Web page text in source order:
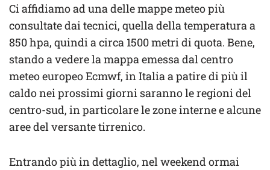
Ci affidiamo ad una delle mappe meteo più
consultate dai tecnici, quella della temperatura a
850 hpa, quindi a circa 1500 metri di quota. Bene,
stando a vedere la mappa emessa dal centro
meteo europeo Ecmwf, in Italia a patire di più il
caldo nei prossimi giorni saranno le regioni del
centro-sud, in particolare le zone interne e alcune
aree del versante tirrenico.
Entrando più in dettaglio, nel weekend ormai